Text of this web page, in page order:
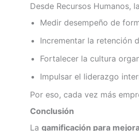
Desde Recursos Humanos,
Medir desempeño de
Incrementar la retención
Fortalecer la cultura
Impulsar el liderazgo
Por eso, cada vez más
Conclusión
La gamificación para